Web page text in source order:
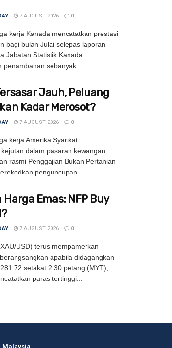
7 AUGUST 2026 0
kerja Kanada mencatatkan prestasi
bagi bulan Julai selepas laporan
Jabatan Statistik Kanada
penambahan sebanyak...
Jauh, Peluang
Kadar Merosot?
7 AUGUST 2026 0
kerja Amerika Syarikat
dalam pasaran kewangan
rasmi Penggajian Bukan Pertanian
penguncupan...
Harga Emas: NFP Buy
7 AUGUST 2026 0
USD) terus mempamerkan
apabila didagangkan
setakat 2:30 petang (MYT),
paras tertinggi...
Malaysia